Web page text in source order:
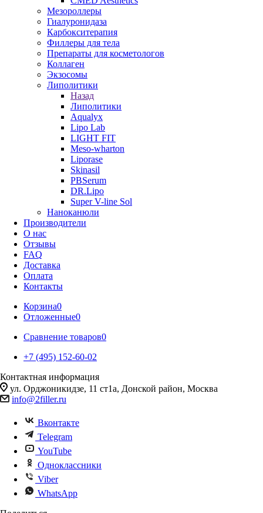
Мезороллеры
Гиалуронидаза
Карбокситерапия
Филлеры для тела
Препараты для косметологов
Коллаген
Экзосомы
Липолитики
Назад
Липолитики
Aqualyx
Lipo Lab
LIGHT FIT
Meso-wharton
Liporase
Skinasil
PBSerum
DR.Lipo
Super V-line Sol
Наноканюли
Производители
О нас
Отзывы
FAQ
Доставка
Оплата
Контакты
Корзина0
Отложенные0
Сравнение товаров0
+7 (495) 152-60-02
Контактная информация
ул. Орджоникидзе, 11 ст1а, Донской район, Москва
info@2filler.ru
Вконтакте
Telegram
YouTube
Одноклассники
Viber
WhatsApp